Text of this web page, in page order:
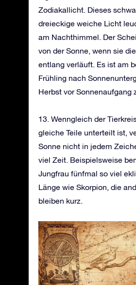
Zodiakallicht. Dieses
dreieckige weiche Licht
am Nachthimmel. Der
von der Sonne, wenn sie
entlang verläuft. Es ist am
Frühling nach
Herbst vor Sonnenaufgang
13. Wenngleich der
gleiche Teile unterteilt ist,
Sonne nicht in jedem
viel Zeit. Beispielsweise
Jungfrau fünfmal so viel
Länge wie Skorpion, die
bleiben kurz.